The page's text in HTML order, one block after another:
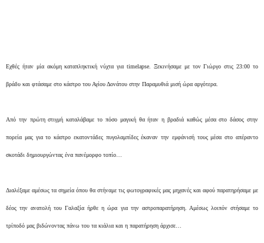
Eχθές ήταν μία ακόμη καταπληκτική νύχτα για timelapse. Ξεκινήσαμε με τον Γιώργο στις 23:00 το
βράδυ και φτάσαμε στο κάστρο του Αγίου Δονάτου στην Παραμυθιά μισή ώρα αργότερα.
Από την πρώτη στιγμή καταλάβαμε το πόσο μαγική θα ήταν η βραδιά καθώς μέσα στο δάσος στην
πορεία μας για το κάστρο εκατοντάδες πυγολαμπίδες έκαναν την εμφάνισή τους μέσα στο απέραντο
σκοτάδι δημιουργώντας ένα πανέμορφο τοπίο…
Διαλέξαμε αμέσως τα σημεία όπου θα στήναμε τις φωτογραφικές μας μηχανές και αφού παρατηρήσαμε με
δέος την ανατολή του Γαλαξία ήρθε η ώρα για την αστροπαρατήρηση. Αμέσως λοιπόν στήσαμε το
τρίποδό μας βιδώνοντας πάνω του τα κιάλια και η παρατήρηση άρχισε…